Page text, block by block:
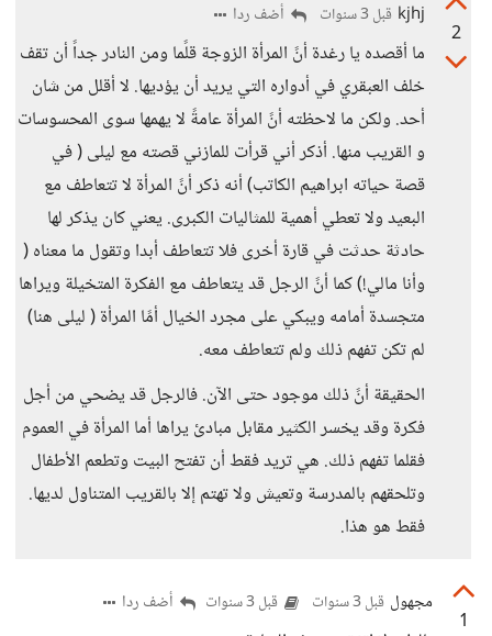
2
kjhj قبل 3 سنوات أضف ردا
ما أقصده يا رغدة أنً المرأة الزوجة قلًما ومن النادر جداً أن تقف
خلف العبقري في أدواره التي يريد أن يؤديها. لا أقلل من شان
أحد. ولكن ما لاحظته أنً المرأة عامةً لا يهمها سوى المحسوسات
و القريب منها. أذكر أني قرأت للمازني قصته مع ليلى ( في
قصة حياته ابراهيم الكاتب) أنه ذكر أنً المرأة لا تتعاطف مع
البعيد ولا تعطي أهمية للمثاليات الكبرى. يعني كان يذكر لها
حادثة حدثت في قارة أخرى فلا تتعاطف أبدا وتقول ما معناه (
وأنا مالي!) كما أنً الرجل قد يتعاطف مع الفكرة المتخيلة ويراها
متجسدة أمامه ويبكي على مجرد الخيال أمًا المرأة ( ليلى هنا)
لم تكن تفهم ذلك ولم تتعاطف معه.
الحقيقة أنً ذلك موجود حتى الآن. فالرجل قد يضحي من أجل
فكرة وقد يخسر الكثير مقابل مبادئ يراها أما المرأة في العموم
فقلما تفهم ذلك. هي تريد فقط أن تفتح البيت وتطعم الأطفال
وتلحقهم بالمدرسة وتعيش ولا تهتم إلا بالقريب المتناول لديها.
فقط هو هذا.
1
مجهول قبل 3 سنوات قبل 3 سنوات أضف ردا